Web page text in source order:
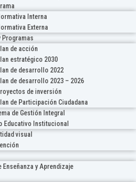
Interna
Externa
Programas
de acción
estratégico 2030
de desarrollo 2022
de desarrollo 2023 – 2026
de inversión
de Participación Ciudadana
de Gestión Integral
Educativo Institucional
visual
y Aprendizaje